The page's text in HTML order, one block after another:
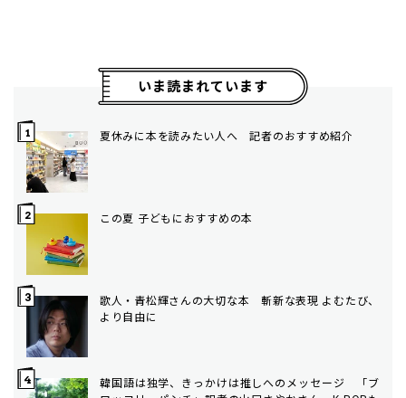
いま読まれています
夏休みに本を読みたい人へ 記者のおすすめ紹介
この夏 子どもにおすすめの本
歌人・青松輝さんの大切な本 斬新な表現 よむたび、
より自由に
韓国語は独学、きっかけは推しへのメッセージ 「ブ